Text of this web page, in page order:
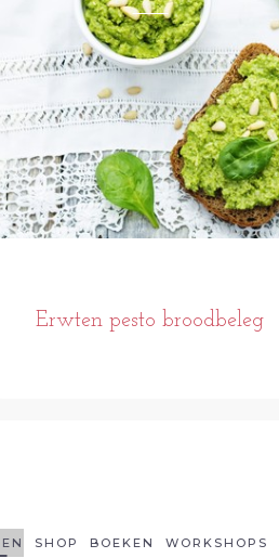
Erwten pesto broodbeleg
SHOP BOEKEN WORKSHOPS